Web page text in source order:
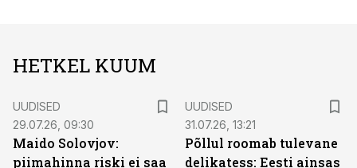
HETKEL KUUM
UUDISED
29.07.26, 09:30
Maido Solovjov:
piimahinna riski ei saa
UUDISED
31.07.26, 13:21
Põllul roomab tulevane
delikatess: Eesti ainsas